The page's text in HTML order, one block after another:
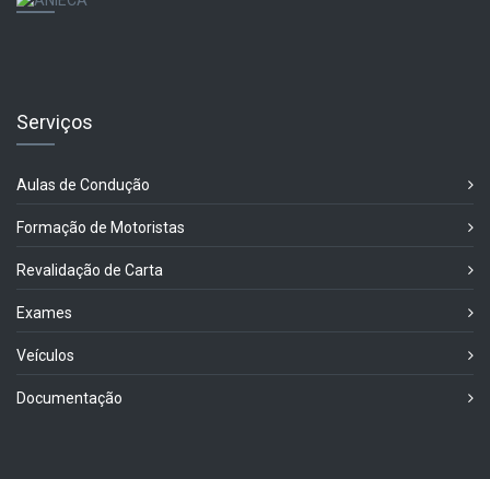
Serviços
Aulas de Condução
Formação de Motoristas
Revalidação de Carta
Exames
Veículos
Documentação